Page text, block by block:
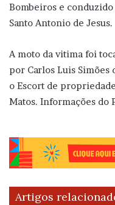
Bombeiros e
Santo Antonio de Jesus.
A moto da vitima foi
por Carlos Luis Simões
o Escort de
Matos. Informações do
Artigos